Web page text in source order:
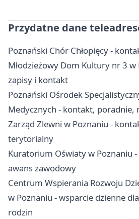
Przydatne dane
Poznański Chór Chłopięcy -
Młodzieżowy Dom Kultury nr 3 w
zapisy i kontakt
Poznański Ośrodek
Medycznych - kontakt, poradnie,
Zarząd Zlewni w Poznaniu -
terytorialny
Kuratorium Oświaty w Poznaniu
awans zawodowy
Centrum Wspierania Rozwoju
w Poznaniu - wsparcie dzienne
rodzin